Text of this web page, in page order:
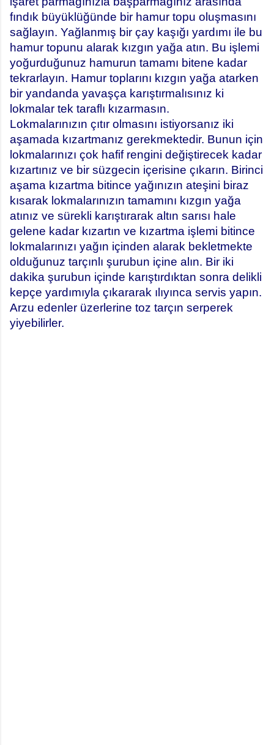
fındık büyüklüğünde bir hamur topu oluşmasını
sağlayın. Yağlanmış bir çay kaşığı yardımı ile bu
hamur topunu alarak kızgın yağa atın. Bu işlemi
yoğurduğunuz hamurun tamamı bitene kadar
tekrarlayın. Hamur toplarını kızgın yağa atarken
bir yandanda yavaşça karıştırmalısınız ki
lokmalar tek taraflı kızarmasın.
Lokmalarınızın çıtır olmasını istiyorsanız iki
aşamada kızartmanız gerekmektedir. Bunun için
lokmalarınızı çok hafif rengini değiştirecek kadar
kızartınız ve bir süzgecin içerisine çıkarın. Birinci
aşama kızartma bitince yağınızın ateşini biraz
kısarak lokmalarınızın tamamını kızgın yağa
atınız ve sürekli karıştırarak altın sarısı hale
gelene kadar kızartın ve kızartma işlemi bitince
lokmalarınızı yağın içinden alarak bekletmekte
olduğunuz tarçınlı şurubun içine alın. Bir iki
dakika şurubun içinde karıştırdıktan sonra delikli
kepçe yardımıyla çıkararak ılıyınca servis yapın.
Arzu edenler üzerlerine toz tarçın serperek
yiyebilirler.